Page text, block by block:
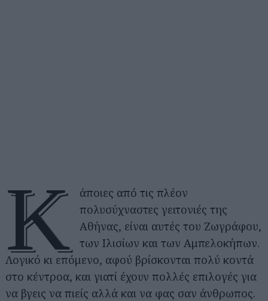
Κ
άποιες από τις πλέον
πολυσύχναστες γειτονιές της
Αθήνας, είναι αυτές του Ζωγράφου,
των Ιλισίων και των Αμπελοκήπων.
Λογικό κι επόμενο, αφού βρίσκονται πολύ κοντά
στο κέντροα, και γιατί έχουν πολλές επιλογές για
να βγεις να πιείς αλλά και να φας σαν άνθρωπος.